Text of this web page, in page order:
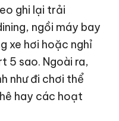
ghi lại trải
ngồi máy bay
xe hơi hoặc nghỉ
5 sao. Ngoài ra,
như đi chơi thể
hay các hoạt